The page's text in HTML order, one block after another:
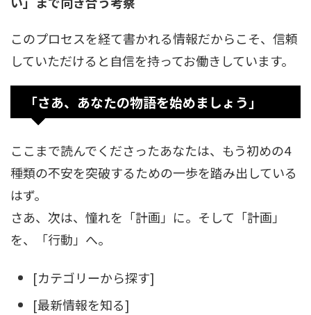
このプロセスを経て書かれる情報だからこそ、信頼
していただけると自信を持ってお働きしています。
「さあ、あなたの物語を始めましょう」
ここまで読んでくださったあなたは、もう初めの4
種類の不安を突破するための一歩を踏み出している
はず。
さあ、次は、憧れを「計画」に。そして「計画」
を、「行動」へ。
[カテゴリーから探す]
[最新情報を知る]